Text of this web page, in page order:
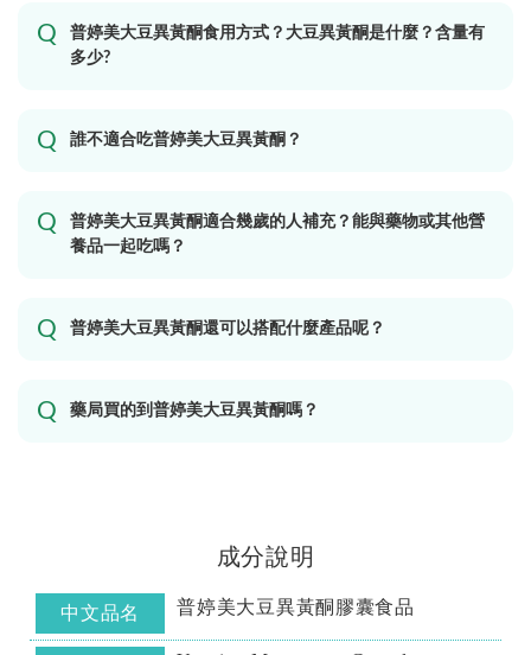
普婷美大豆異黃酮食用方式？大豆異黃酮是什麼？含量有
多少?
誰不適合吃普婷美大豆異黃酮？
普婷美大豆異黃酮適合幾歲的人補充？能與藥物或其他營
養品一起吃嗎？
普婷美大豆異黃酮還可以搭配什麼產品呢？
藥局買的到普婷美大豆異黃酮嗎？
成分說明
中文品名 普婷美大豆異黃酮膠囊食品